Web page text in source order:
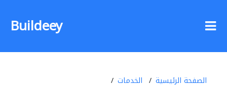
Buildeey
الصفحة الرئيسية
الخدمات